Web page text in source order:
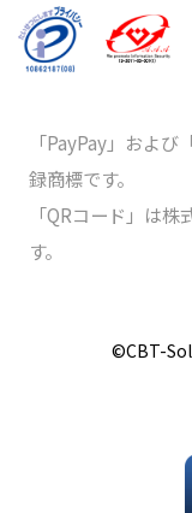
「PayPay」およ
録商標です。
「QRコード」は
す。
©️CBT-